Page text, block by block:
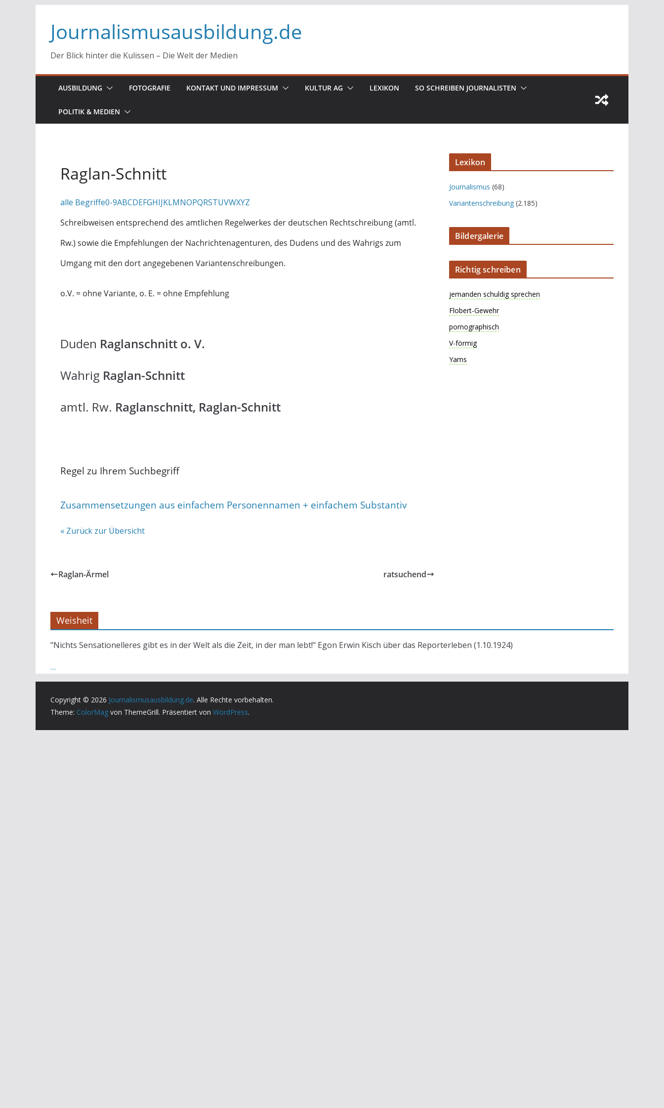
Inhalt
springen
Journalismusausbildung.de
Der Blick hinter die Kulissen – Die Welt der Medien
AUSBILDUNG FOTOGRAFIE KONTAKT UND IMPRESSUM KULTUR AG LEXIKON SO SCHREIBEN JOURNALISTEN
POLITIK & MEDIEN
Raglan-Schnitt
alle Begriffe0-9ABCDEFGHIJKLMNOPQRSTUVWXYZ
Schreibweisen entsprechend des amtlichen Regelwerkes der deutschen Rechtschreibung (amtl.
Rw.) sowie die Empfehlungen der Nachrichtenagenturen, des Dudens und des Wahrigs zum
Umgang mit den dort angegebenen Variantenschreibungen.
o.V. = ohne Variante, o. E. = ohne Empfehlung
Duden Raglanschnitt o. V.
Wahrig Raglan-Schnitt
amtl. Rw. Raglanschnitt, Raglan-Schnitt
Regel zu Ihrem Suchbegriff
Zusammensetzungen aus einfachem Personennamen + einfachem Substantiv
« Zurück zur Übersicht
Raglan-Ärmel ratsuchend
Lexikon
Journalismus (68)
Variantenschreibung (2.185)
Bildergalerie
Richtig schreiben
jemanden schuldig sprechen
Flobert-Gewehr
pornographisch
V-förmig
Yams
Weisheit
"Nichts Sensationelleres gibt es in der Welt als die Zeit, in der man lebt!" Egon Erwin Kisch über das Reporterleben (1.10.1924)
…
Copyright © 2026 Journalismusausbildung.de. Alle Rechte vorbehalten.
Theme: ColorMag von ThemeGrill. Präsentiert von WordPress.